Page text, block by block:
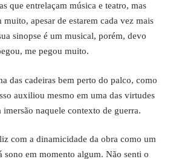
que entrelaçam música e teatro, mas
muito, apesar de estarem cada vez mais
sinopse é um musical, porém, devo
me pegou muito.
das cadeiras bem perto do palco, como
auxiliou mesmo em uma das virtudes
imersão naquele contexto de guerra.
com a dinamicidade da obra como um
sono em momento algum. Não senti o